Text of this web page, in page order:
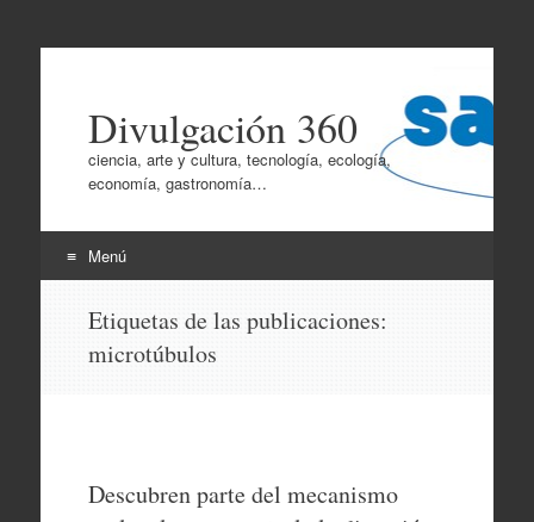
Divulgación 360
ciencia, arte y cultura, tecnología, ecología,
economía, gastronomía…
Menú
contenido
Etiquetas de las publicaciones:
microtúbulos
Descubren parte del mecanismo